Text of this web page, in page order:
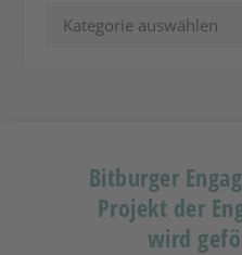
Bitburger
Projekt der
wird